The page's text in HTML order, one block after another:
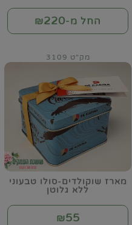
החל מ-₪220
מארז שוקולדים-סולו טבעוני
ללא גלוטן
מק"ט 3109
₪55